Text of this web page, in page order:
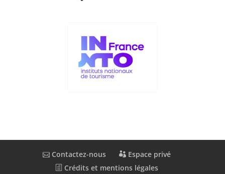
Contactez-nous
Espace privé
Crédits et mentions légales